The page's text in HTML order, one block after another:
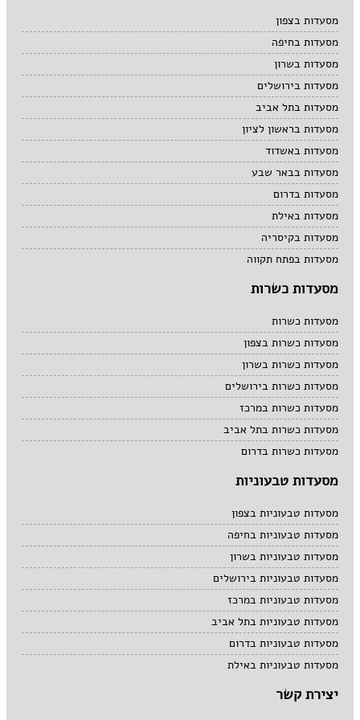
מרקים
מתוקים
סיני
סנדוויץ' בר
פאב
מסעדות בצפון
מסעדות בחיפה
מסעדות בשרון
מסעדות בירושלים
מסעדות בתל אביב
מסעדות בראשון לציון
מסעדות באשדוד
מסעדות בבאר שבע
מסעדות בדרום
מסעדות באילת
מסעדות בקיסריה
מסעדות בפתח תקווה
מסעדות כשרות
מסעדות כשרות
מסעדות כשרות בצפון
מסעדות כשרות בשרון
מסעדות כשרות בירושלים
מסעדות כשרות במרכז
מסעדות כשרות בתל אביב
מסעדות כשרות בדרום
מסעדות טבעוניות
מסעדות טבעוניות בצפון
מסעדות טבעוניות בחיפה
מסעדות טבעוניות בשרון
מסעדות טבעוניות בירושלים
מסעדות טבעוניות במרכז
מסעדות טבעוניות בתל אביב
מסעדות טבעוניות בדרום
מסעדות טבעוניות באילת
יצירת קשר